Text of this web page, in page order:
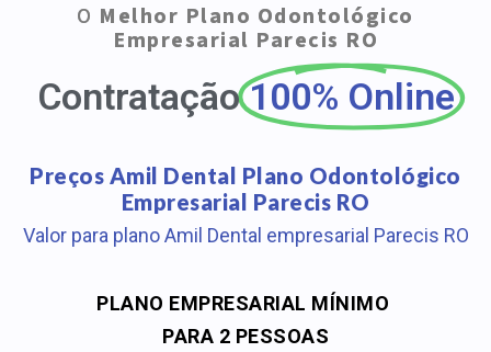
O Melhor Plano Odontológico
Empresarial Parecis RO
Contratação 100% Online
Preços Amil Dental Plano Odontológico
Empresarial Parecis RO
Valor para plano Amil Dental empresarial Parecis RO
PLANO EMPRESARIAL MÍNIMO
PARA 2 PESSOAS